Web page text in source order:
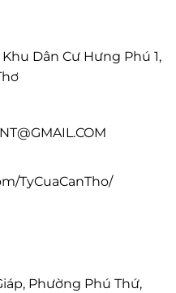
Dân Cư Hưng Phú 1,
TyCuaCanTho/
Phường Phú Thứ,